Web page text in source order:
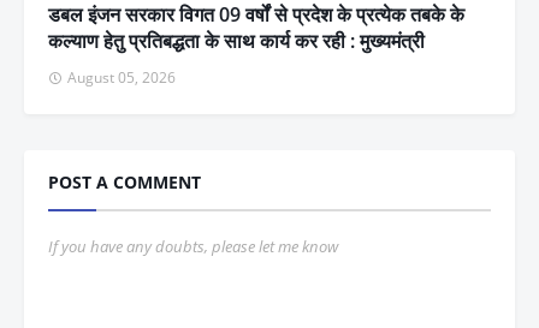
डबल इंजन सरकार विगत 09 वर्षों से प्रदेश के प्रत्येक तबके के
कल्याण हेतु प्रतिबद्धता के साथ कार्य कर रही : मुख्यमंत्री
August 05, 2026
POST A COMMENT
If you have any doubts, please let me know